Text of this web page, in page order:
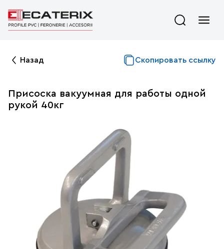
Назад Скопировать ссылку
Присоска вакуумная для работы одной
рукой 40кг